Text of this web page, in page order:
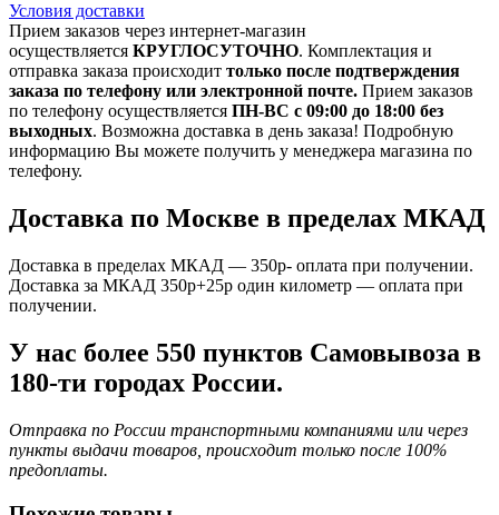
Условия доставки
Прием заказов через интернет-магазин
осуществляется КРУГЛОСУТОЧНО. Комплектация и
отправка заказа происходит только после подтверждения
заказа по телефону или электронной почте. Прием заказов
по телефону осуществляется ПН-ВС с 09:00 до 18:00 без
выходных. Возможна доставка в день заказа! Подробную
информацию Вы можете получить у менеджера магазина по
телефону.
Доставка по Москве в пределах МКАД
Доставка в пределах МКАД — 350р- оплата при получении.
Доставка за МКАД 350р+25р один километр — оплата при
получении.
У нас более 550 пунктов Самовывоза в
180-ти городах России.
Отправка по России транспортными компаниями или через
пункты выдачи товаров, происходит только после 100%
предоплаты.